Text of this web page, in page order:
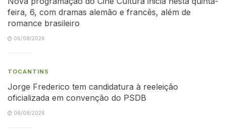
feira, 6, com dramas alemão e francês, além de
romance brasileiro
06/08/2026
TOCANTINS
Jorge Frederico tem candidatura à reeleição
oficializada em convenção do PSDB
06/08/2026